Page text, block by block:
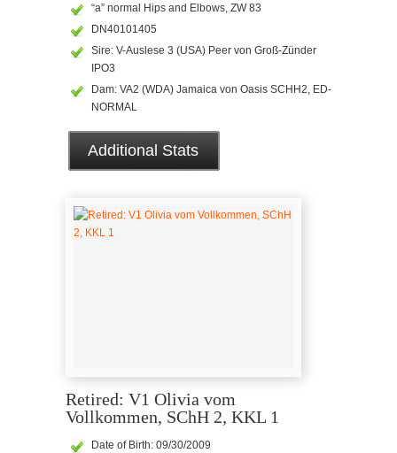
“a” normal Hips and Elbows, ZW 83
DN40101405
Sire: V-Auslese 3 (USA) Peer von Groß-Zünder
IPO3
Dam: VA2 (WDA) Jamaica von Oasis SCHH2, ED-
NORMAL
Additional Stats
Retired: V1 Olivia vom
Vollkommen, SChH 2, KKL 1
Date of Birth: 09/30/2009